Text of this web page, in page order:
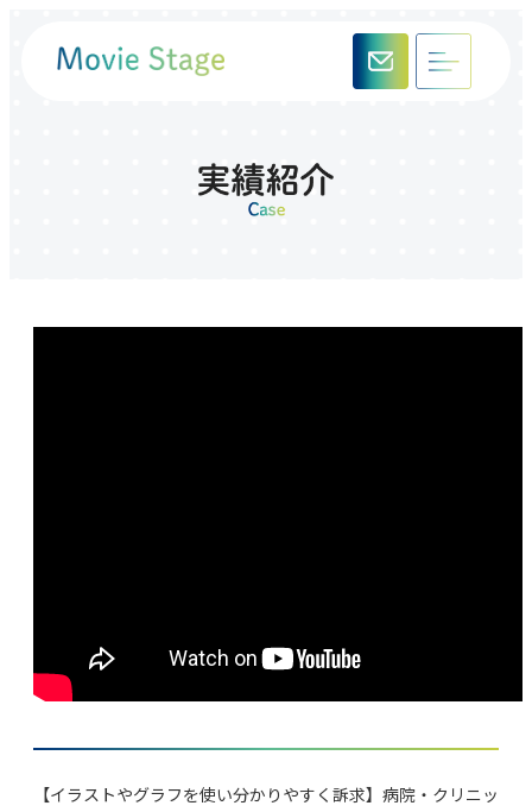
【イラストやグラフを使い分かりやすく訴求】病院・クリニッ